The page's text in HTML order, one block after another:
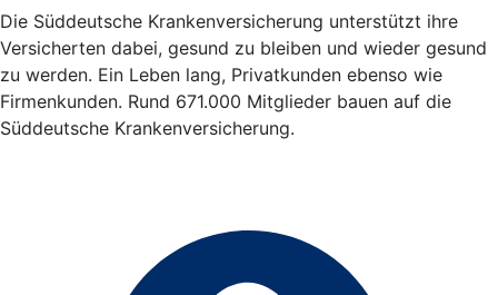
Die Süddeutsche Krankenversicherung unterstützt ihre
Versicherten dabei, gesund zu bleiben und wieder gesund
zu werden. Ein Leben lang, Privatkunden ebenso wie
Firmenkunden. Rund 671.000 Mitglieder bauen auf die
Süddeutsche Krankenversicherung.